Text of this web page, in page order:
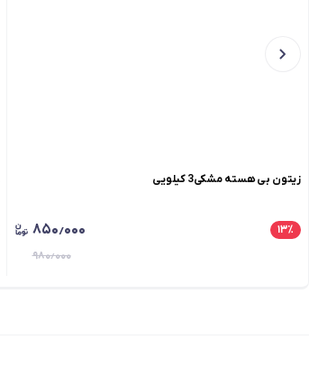
زیتون بی هسته مشکی3 کیلویی
۱۳٪ ۸۵۰٫۰۰۰
۹۸۰٫۰۰۰